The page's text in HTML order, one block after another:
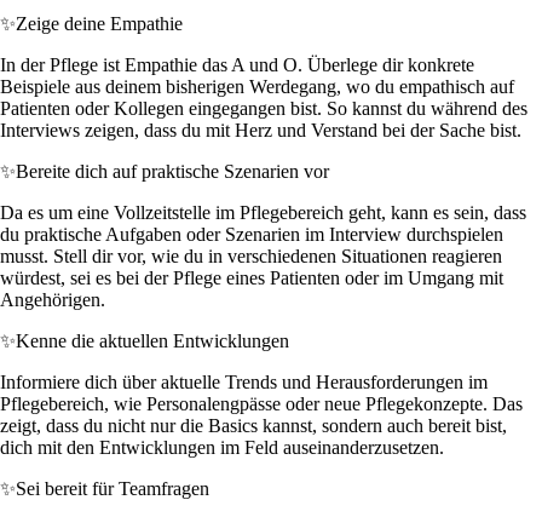
✨Zeige deine Empathie
In der Pflege ist Empathie das A und O. Überlege dir konkrete
Beispiele aus deinem bisherigen Werdegang, wo du empathisch auf
Patienten oder Kollegen eingegangen bist. So kannst du während des
Interviews zeigen, dass du mit Herz und Verstand bei der Sache bist.
✨Bereite dich auf praktische Szenarien vor
Da es um eine Vollzeitstelle im Pflegebereich geht, kann es sein, dass
du praktische Aufgaben oder Szenarien im Interview durchspielen
musst. Stell dir vor, wie du in verschiedenen Situationen reagieren
würdest, sei es bei der Pflege eines Patienten oder im Umgang mit
Angehörigen.
✨Kenne die aktuellen Entwicklungen
Informiere dich über aktuelle Trends und Herausforderungen im
Pflegebereich, wie Personalengpässe oder neue Pflegekonzepte. Das
zeigt, dass du nicht nur die Basics kannst, sondern auch bereit bist,
dich mit den Entwicklungen im Feld auseinanderzusetzen.
✨Sei bereit für Teamfragen